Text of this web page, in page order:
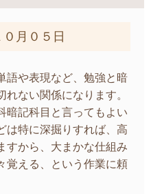
月０５日
語や表現など、勉強と暗
ない関係になります。
暗記科目と言ってもよい
は特に深掘りすれば、高
すから、大まかな仕組み
覚える、という作業に頼